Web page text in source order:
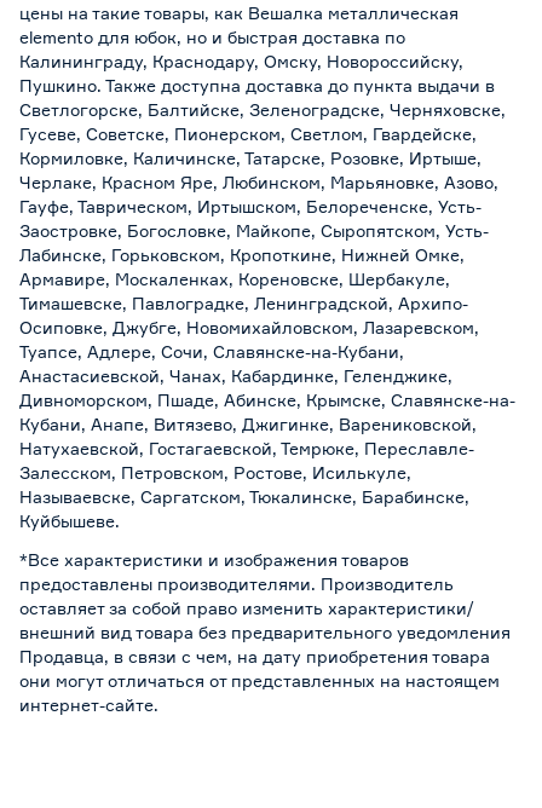
цены на такие товары, как Вешалка металлическая
elemento для юбок, но и быстрая доставка по
Калининграду, Краснодару, Омску, Новороссийску,
Пушкино. Также доступна доставка до пункта выдачи в
Светлогорске, Балтийске, Зеленоградске, Черняховске,
Гусеве, Советске, Пионерском, Светлом, Гвардейске,
Кормиловке, Каличинске, Татарске, Розовке, Иртыше,
Черлаке, Красном Яре, Любинском, Марьяновке, Азово,
Гауфе, Таврическом, Иртышском, Белореченске, Усть-
Заостровке, Богословке, Майкопе, Сыропятском, Усть-
Лабинске, Горьковском, Кропоткине, Нижней Омке,
Армавире, Москаленках, Кореновске, Шербакуле,
Тимашевске, Павлоградке, Ленинградской, Архипо-
Осиповке, Джубге, Новомихайловском, Лазаревском,
Туапсе, Адлере, Сочи, Славянске-на-Кубани,
Анастасиевской, Чанах, Кабардинке, Геленджике,
Дивноморском, Пшаде, Абинске, Крымске, Славянске-на-
Кубани, Анапе, Витязево, Джигинке, Варениковской,
Натухаевской, Гостагаевской, Темрюке, Переславле-
Залесском, Петровском, Ростове, Исилькуле,
Называевске, Саргатском, Тюкалинске, Барабинске,
Куйбышеве.
*Все характеристики и изображения товаров
предоставлены производителями. Производитель
оставляет за собой право изменить характеристики/
внешний вид товара без предварительного уведомления
Продавца, в связи с чем, на дату приобретения товара
они могут отличаться от представленных на настоящем
интернет-сайте.